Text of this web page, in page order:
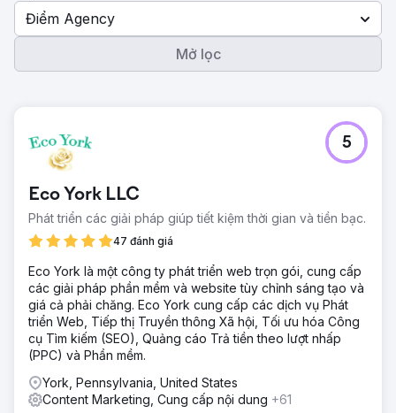
Điểm Agency
Mở lọc
Eco York LLC
Phát triển các giải pháp giúp tiết kiệm thời gian và tiền bạc.
47 đánh giá
5
Eco York là một công ty phát triển web trọn gói, cung cấp
các giải pháp phần mềm và website tùy chỉnh sáng tạo và
giá cả phải chăng. Eco York cung cấp các dịch vụ Phát
triển Web, Tiếp thị Truyền thông Xã hội, Tối ưu hóa Công
cụ Tìm kiếm (SEO), Quảng cáo Trả tiền theo lượt nhấp
(PPC) và Phần mềm.
York, Pennsylvania, United States
Content Marketing, Cung cấp nội dung +61